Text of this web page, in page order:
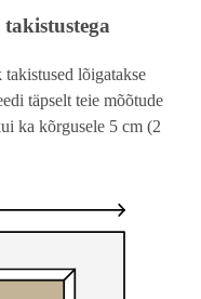
lõigatakse
täpselt teie mõõtude
ka kõrgusele 5 cm (2